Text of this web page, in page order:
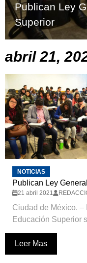
Publican Ley
Superior
abril 21,
NOTICIAS
Publican Ley
21 abril 2021
Ciudad de México. –
Educación Superior
Leer Mas